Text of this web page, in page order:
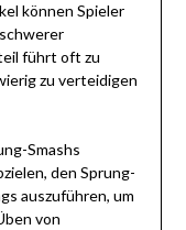
können Spieler
führt oft zu
zu verteidigen
Smashs
den Sprung-
auszuführen, um
von